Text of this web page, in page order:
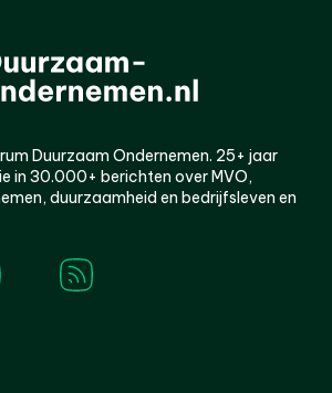
Duurzaam Ondernemen. 25+ jaar
in 30.000+ berichten over MVO,
duurzaamheid en bedrijfsleven en